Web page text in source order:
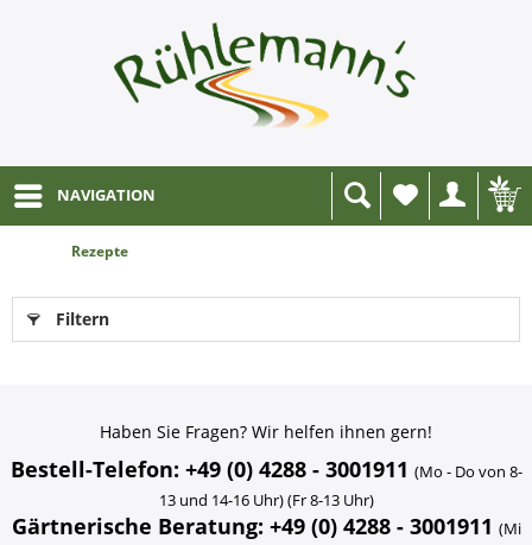
NAVIGATION
Wunschliste
Rezepte
Filtern
Haben Sie Fragen? Wir helfen ihnen gern!
Bestell-Telefon: +49 (0) 4288 - 3001911 (Mo - Do von 8-
13 und 14-16 Uhr) (Fr 8-13 Uhr)
Gärtnerische Beratung: +49 (0) 4288 - 3001911 (Mi